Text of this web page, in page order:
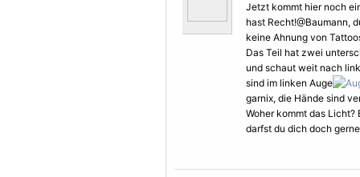
Jetzt kommt hier noch
hast Recht!@Baumann,
keine Ahnung von
Das Teil hat zwei
und schaut weit nach
sind im linken Auge
garnix, die Hände sind
Woher kommt das Licht?
darfst du dich doch